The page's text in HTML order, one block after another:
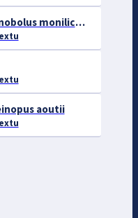
Mnohonožky Anadenobolus monilicornis
aoutii